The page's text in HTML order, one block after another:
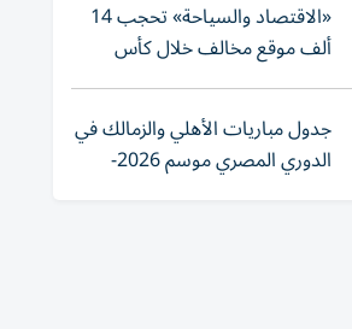
«الاقتصاد والسياحة» تحجب 14
ألف موقع مخالف خلال كأس
العالم 2026
جدول مباريات الأهلي والزمالك في
الدوري المصري موسم 2026-